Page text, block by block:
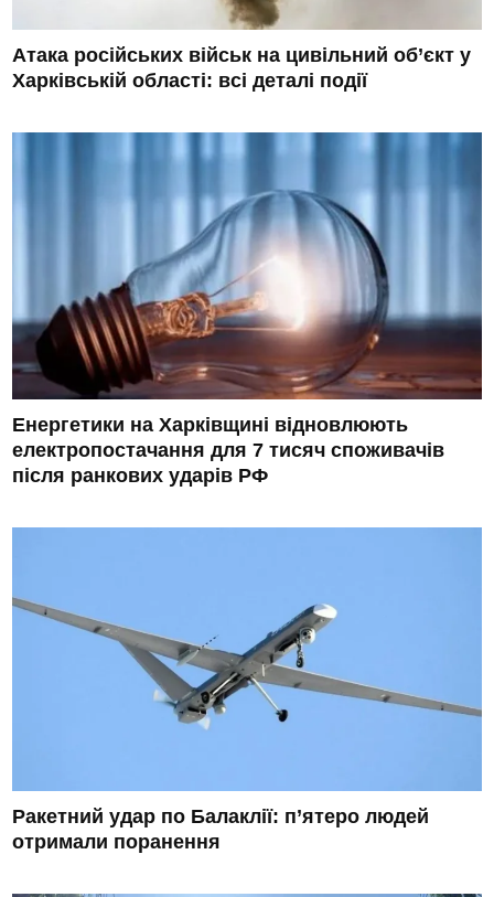
Атака російських військ на цивільний об’єкт у
Харківській області: всі деталі події
Енергетики на Харківщині відновлюють
електропостачання для 7 тисяч споживачів
після ранкових ударів РФ
Ракетний удар по Балаклії: п’ятеро людей
отримали поранення